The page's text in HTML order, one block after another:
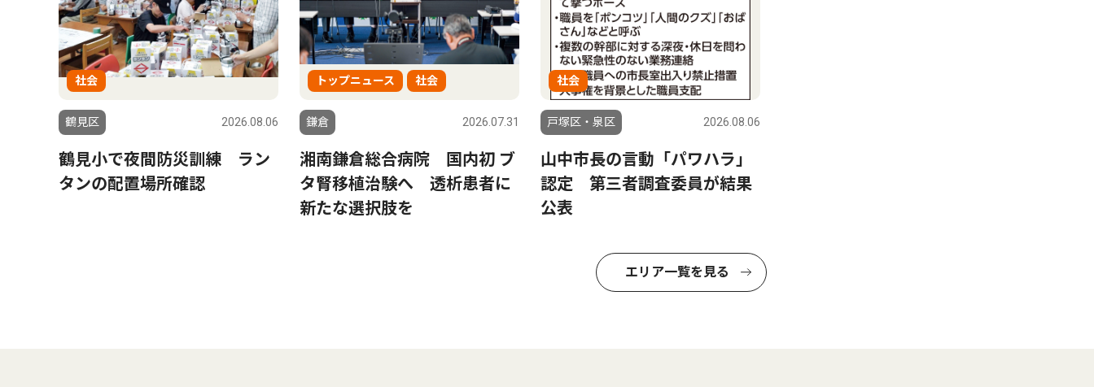
社会
鶴見区 2026.08.06
鶴見小で夜間防災訓練 ラン
タンの配置場所確認
トップニュース 社会
鎌倉 2026.07.31
湘南鎌倉総合病院 国内初 ブ
タ腎移植治験へ 透析患者に
新たな選択肢を
社会
戸塚区・泉区 2026.08.06
山中市長の言動「パワハラ」
認定 第三者調査委員が結果
公表
エリア一覧を見る